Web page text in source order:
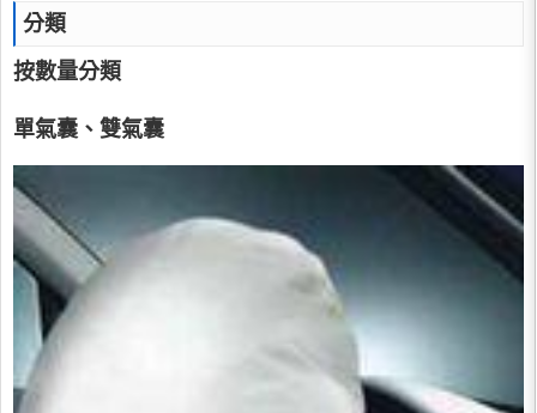
分類
按數量分類
單氣囊、雙氣囊